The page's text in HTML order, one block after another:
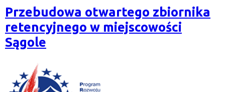
CHRUSZCZEWCE
Przebudowa otwartego zbiornika
retencyjnego w miejscowości
Sągole